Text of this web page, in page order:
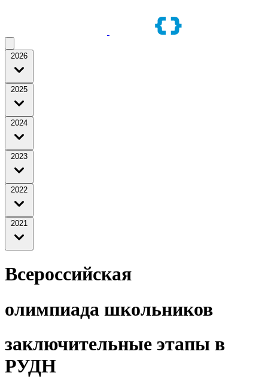
2026
2025
2024
2023
2022
2021
Всероссийская
олимпиада школьников
заключительные этапы в
РУДН